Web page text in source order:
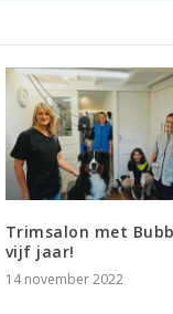
Trimsalon met
vijf jaar!
14 november 2022